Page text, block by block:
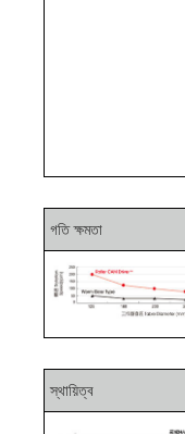
গতি ক্ষমতা
স্থায়িত্ব